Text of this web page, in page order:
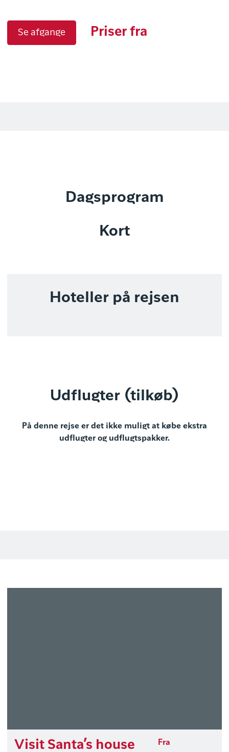
Se afgange Priser fra
Dagsprogram
Kort
Hoteller på rejsen
Udflugter (tilkøb)
På denne rejse er det ikke muligt at købe ekstra
udflugter og udflugtspakker.
Visit Santa’s house Fra